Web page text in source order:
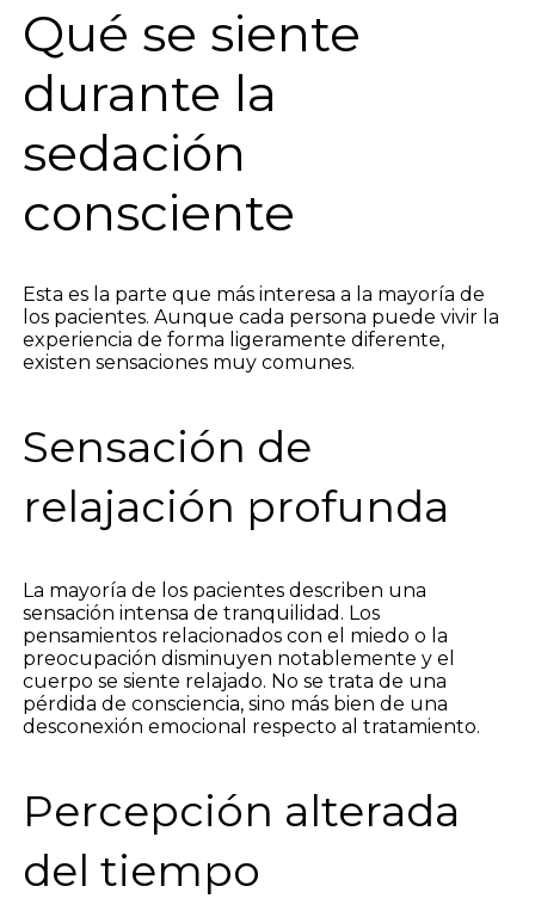
Qué se siente
durante la
sedación
consciente
Esta es la parte que más interesa a la mayoría de
los pacientes. Aunque cada persona puede vivir la
experiencia de forma ligeramente diferente,
existen sensaciones muy comunes.
Sensación de
relajación profunda
La mayoría de los pacientes describen una
sensación intensa de tranquilidad. Los
pensamientos relacionados con el miedo o la
preocupación disminuyen notablemente y el
cuerpo se siente relajado. No se trata de una
pérdida de consciencia, sino más bien de una
desconexión emocional respecto al tratamiento.
Percepción alterada
del tiempo